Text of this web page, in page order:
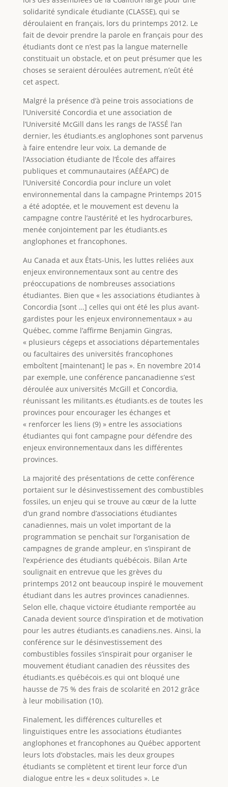
solidarité syndicale étudiante (CLASSE), qui se
déroulaient en français, lors du printemps 2012. Le
fait de devoir prendre la parole en français pour des
étudiants dont ce n’est pas la langue maternelle
constituait un obstacle, et on peut présumer que les
choses se seraient déroulées autrement, n’eût été
cet aspect.
Malgré la présence d’à peine trois associations de
l’Université Concordia et une association de
l’Université McGill dans les rangs de l’ASSÉ l’an
dernier, les étudiants.es anglophones sont parvenus
à faire entendre leur voix. La demande de
l’Association étudiante de l’École des affaires
publiques et communautaires (AÉÉAPC) de
l’Université Concordia pour inclure un volet
environnemental dans la campagne Printemps 2015
a été adoptée, et le mouvement est devenu la
campagne contre l’austérité et les hydrocarbures,
menée conjointement par les étudiants.es
anglophones et francophones.
Au Canada et aux États-Unis, les luttes reliées aux
enjeux environnementaux sont au centre des
préoccupations de nombreuses associations
étudiantes. Bien que « les associations étudiantes à
Concordia [sont …] celles qui ont été les plus avant-
gardistes pour les enjeux environnementaux » au
Québec, comme l’affirme Benjamin Gingras,
« plusieurs cégeps et associations départementales
ou facultaires des universités francophones
emboîtent [maintenant] le pas ». En novembre 2014
par exemple, une conférence pancanadienne s’est
déroulée aux universités McGill et Concordia,
réunissant les militants.es étudiants.es de toutes les
provinces pour encourager les échanges et
« renforcer les liens (9) » entre les associations
étudiantes qui font campagne pour défendre des
enjeux environnementaux dans les différentes
provinces.
La majorité des présentations de cette conférence
portaient sur le désinvestissement des combustibles
fossiles, un enjeu qui se trouve au cœur de la lutte
d’un grand nombre d’associations étudiantes
canadiennes, mais un volet important de la
programmation se penchait sur l’organisation de
campagnes de grande ampleur, en s’inspirant de
l’expérience des étudiants québécois. Bilan Arte
soulignait en entrevue que les grèves du
printemps 2012 ont beaucoup inspiré le mouvement
étudiant dans les autres provinces canadiennes.
Selon elle, chaque victoire étudiante remportée au
Canada devient source d’inspiration et de motivation
pour les autres étudiants.es canadiens.nes. Ainsi, la
conférence sur le désinvestissement des
combustibles fossiles s’inspirait pour organiser le
mouvement étudiant canadien des réussites des
étudiants.es québécois.es qui ont bloqué une
hausse de 75 % des frais de scolarité en 2012 grâce
à leur mobilisation (10).
Finalement, les différences culturelles et
linguistiques entre les associations étudiantes
anglophones et francophones au Québec apportent
leurs lots d’obstacles, mais les deux groupes
étudiants se complètent et tirent leur force d’un
dialogue entre les « deux solitudes ». Le